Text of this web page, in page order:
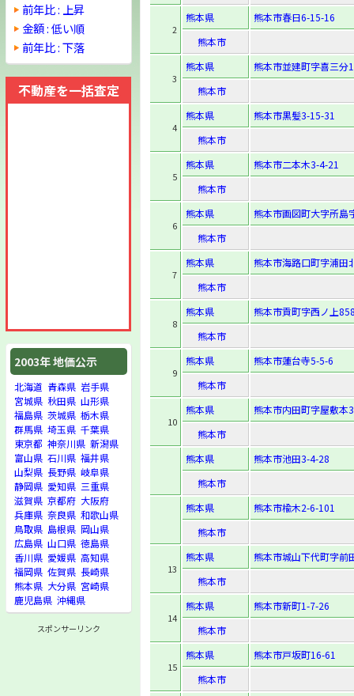
前年比 : 上昇
金額 : 低い順
前年比 : 下落
不動産を一括査定
2003年 地価公示
北海道 青森県 岩手県
宮城県 秋田県 山形県
福島県 茨城県 栃木県
群馬県 埼玉県 千葉県
東京都 神奈川県 新潟県
富山県 石川県 福井県
山梨県 長野県 岐阜県
静岡県 愛知県 三重県
滋賀県 京都府 大阪府
兵庫県 奈良県 和歌山県
鳥取県 島根県 岡山県
広島県 山口県 徳島県
香川県 愛媛県 高知県
福岡県 佐賀県 長崎県
熊本県 大分県 宮崎県
鹿児島県 沖縄県
スポンサーリンク
2
熊本県
熊本市春日6-15-16
熊本市
3
熊本県
熊本市並建町字喜三分
熊本市
4
熊本県
熊本市黒髪3-15-31
熊本市
5
熊本県
熊本市二本木3-4-21
熊本市
6
熊本県
熊本市画図町大字所島
熊本市
7
熊本県
熊本市海路口町字浦田
熊本市
8
熊本県
熊本市貢町字西ノ上
熊本市
9
熊本県
熊本市蓮台寺5-5-6
熊本市
10
熊本県
熊本市内田町字屋敷本
熊本市
熊本県
熊本市池田3-4-28
熊本市
熊本県
熊本市楡木2-6-101
熊本市
13
熊本県
熊本市城山下代町字前
熊本市
14
熊本県
熊本市新町1-7-26
熊本市
15
熊本県
熊本市戸坂町16-61
熊本市